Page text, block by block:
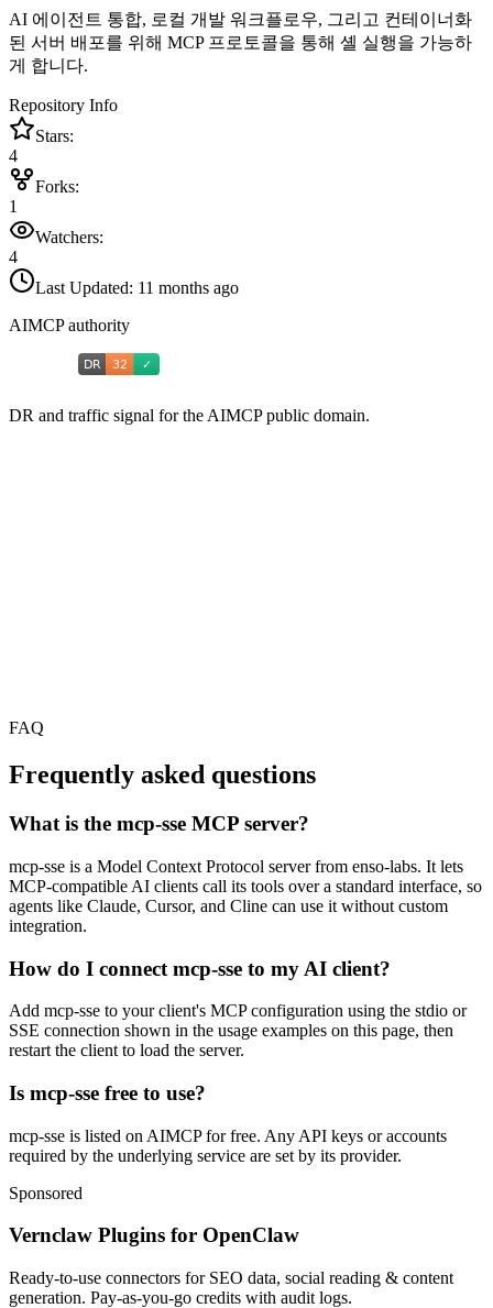
AI 에이전트 통합, 로컬 개발 워크플로우, 그리고 컨테이너화
된 서버 배포를 위해 MCP 프로토콜을 통해 셸 실행을 가능하
게 합니다.
Repository Info
Stars:
4
Forks:
1
Watchers:
4
Last Updated: 11 months ago
AIMCP authority
DR and traffic signal for the AIMCP public domain.
FAQ
Frequently asked questions
What is the mcp-sse MCP server?
mcp-sse is a Model Context Protocol server from enso-labs. It lets
MCP-compatible AI clients call its tools over a standard interface, so
agents like Claude, Cursor, and Cline can use it without custom
integration.
How do I connect mcp-sse to my AI client?
Add mcp-sse to your client's MCP configuration using the stdio or
SSE connection shown in the usage examples on this page, then
restart the client to load the server.
Is mcp-sse free to use?
mcp-sse is listed on AIMCP for free. Any API keys or accounts
required by the underlying service are set by its provider.
Sponsored
Vernclaw Plugins for OpenClaw
Ready-to-use connectors for SEO data, social reading & content
generation. Pay-as-you-go credits with audit logs.